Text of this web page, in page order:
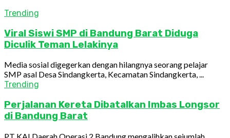
Trending
Viral Siswi SMP di Bandung Barat Diduga
Diculik Teman Lelakinya
Media sosial digegerkan dengan hilangnya seorang pelajar
SMP asal Desa Sindangkerta, Kecamatan Sindangkerta, ...
Trending
Perjalanan Kereta Dibatalkan Imbas Longsor
di Bandung Barat